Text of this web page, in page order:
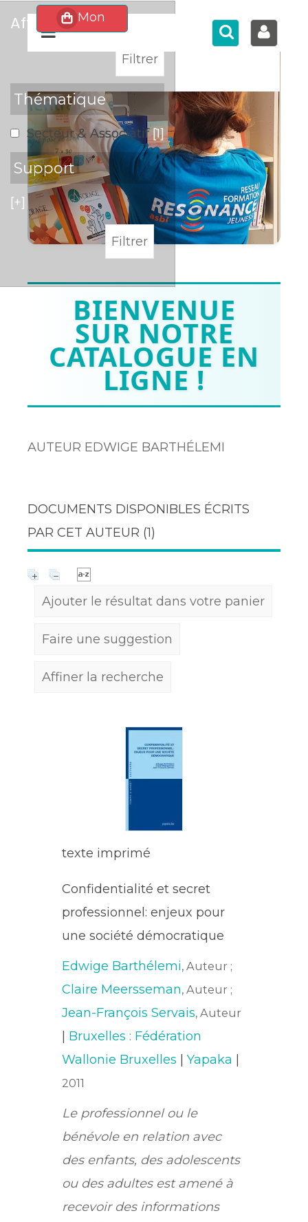
BIENVENUE
SUR NOTRE
CATALOGUE EN
LIGNE !
AUTEUR EDWIGE BARTHÉLEMI
DOCUMENTS DISPONIBLES ÉCRITS
PAR CET AUTEUR (1)
Ajouter le résultat dans votre panier
Faire une suggestion
Affiner la recherche
texte imprimé
Confidentialité et secret
professionnel: enjeux pour
une société démocratique
Edwige Barthélemi, Auteur ;
Claire Meersseman, Auteur ;
Jean-François Servais, Auteur
Bruxelles : Fédération
Wallonie Bruxelles |Yapaka
2011
Le professionnel ou le
bénévole en relation avec
des enfants, des adolescents
ou des adultes est amené à
recevoir des informations
affiner
Thématique
Secteur & Associatif[1]
Support
[+]